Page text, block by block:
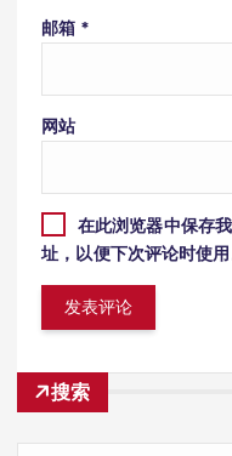
邮箱 *
网站
在此浏览器中保存
址，以便下次评论时使用
搜索